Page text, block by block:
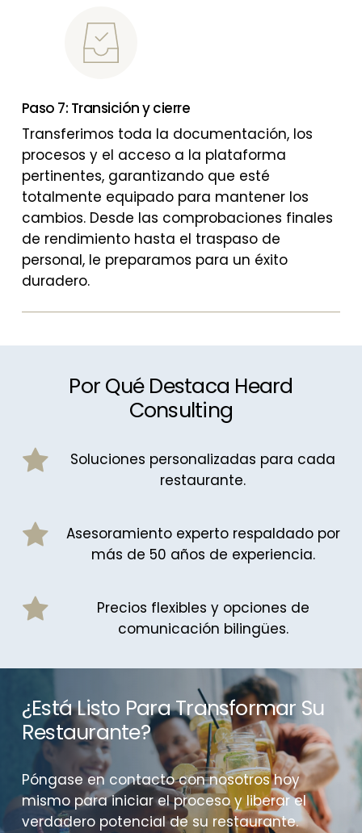
Paso 7: Transición y cierre
Transferimos toda la documentación, los
procesos y el acceso a la plataforma
pertinentes, garantizando que esté
totalmente equipado para mantener los
cambios. Desde las comprobaciones finales
de rendimiento hasta el traspaso de
personal, le preparamos para un éxito
duradero.
Por Qué Destaca Heard
Consulting
Soluciones personalizadas para cada
restaurante.
Asesoramiento experto respaldado por
más de 50 años de experiencia.
Precios flexibles y opciones de
comunicación bilingües.
¿Está Listo Para Transformar Su
Restaurante?
Póngase en contacto con nosotros hoy
mismo para iniciar el proceso y liberar el
verdadero potencial de su restaurante.